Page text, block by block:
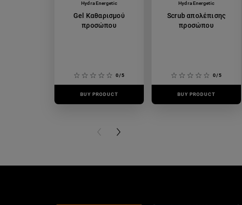
Hydra Energetic
Gel Καθαρισμού
προσώπου
0/5
BUY PRODUCT
Hydra Energetic
Scrub απολέπισης
προσώπου
0/5
BUY PRODUCT
PREVIOUS CARD
NEXT CARD